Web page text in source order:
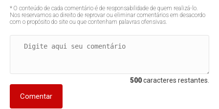
* O conteúdo de cada comentário é de responsabilidade de quem realizá-lo.
Nos reservamos ao direito de reprovar ou eliminar comentários em desacordo
com o propósito do site ou que contenham palavras ofensivas.
500caracteres restantes.
Comentar